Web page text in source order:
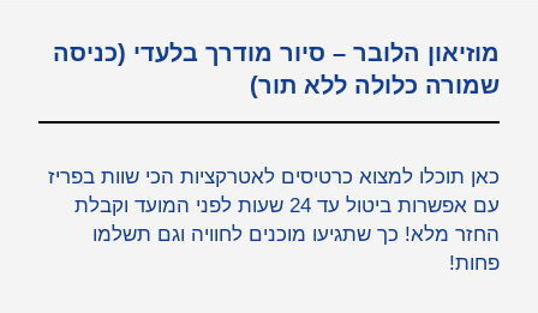
מוזיאון הלובר – סיור מודרך בלעדי (כניסה
שמורה כלולה ללא תור)
כאן תוכלו למצוא כרטיסים לאטרקציות הכי שוות בפריז
עם אפשרות ביטול עד 24 שעות לפני המועד וקבלת
החזר מלא! כך שתגיעו מוכנים לחוויה וגם תשלמו
פחות!